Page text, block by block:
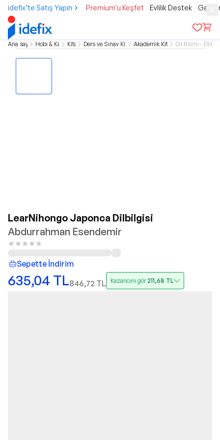
idefix’te Satış Yapın Premium'u Keşfet Evlilik Destek
Ana sayfa Hobi & KültürKitap Ders ve Sınav KitaplarıAkademik KitaplarDil Bilimi -
LearNihongo Japonca Dilbilgisi
Abdurrahman Esendemir
Sepette İndirim
635,04 TL846,72 TL Kazancını gör211,68 TL